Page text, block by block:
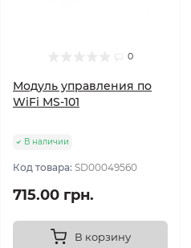
0
Модуль управления по
WiFi MS-101
В наличии
Код товара: SD00049560
715.00 грн.
В корзину